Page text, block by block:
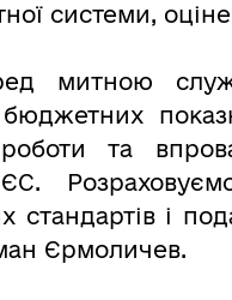
системи,
митною
роботи та
стандартів і
Єрмоличев.